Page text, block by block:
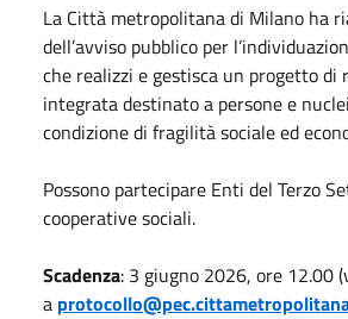
La Città metropolitana di Milano ha
dell’avviso pubblico per
che realizzi e gestisca un progetto di
integrata destinato a persone e
condizione di fragilità sociale ed
Possono partecipare Enti del Terzo
cooperative sociali.
Scadenza: 3 giugno 2026, ore 12.00
a